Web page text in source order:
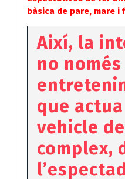
bàsica de pare, mare
Així, la
no
que
vehicle
complex,